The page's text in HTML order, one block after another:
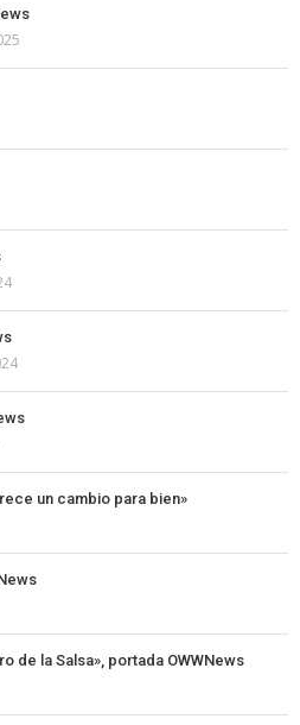
un cambio para bien»
de la Salsa», portada OWWNews